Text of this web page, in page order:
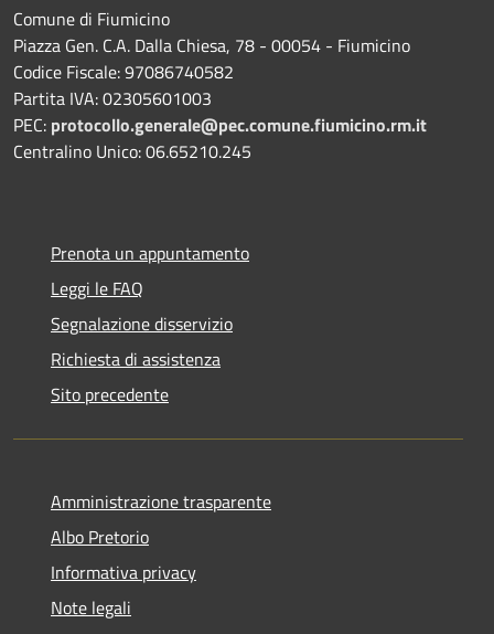
Comune di Fiumicino
Piazza Gen. C.A. Dalla Chiesa, 78 - 00054 - Fiumicino
Codice Fiscale: 97086740582
Partita IVA: 02305601003
PEC: protocollo.generale@pec.comune.fiumicino.rm.it
Centralino Unico: 06.65210.245
Prenota un appuntamento
Leggi le FAQ
Segnalazione disservizio
Richiesta di assistenza
Sito precedente
Amministrazione trasparente
Albo Pretorio
Informativa privacy
Note legali